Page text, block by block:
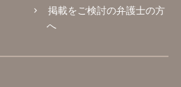
掲載をご検討の弁護士の方
へ